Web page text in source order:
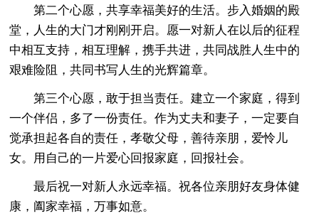
第二个心愿，共享幸福美好的生活。步入婚姻的殿
堂，人生的大门才刚刚开启。愿一对新人在以后的征程
中相互支持，相互理解，携手共进，共同战胜人生中的
艰难险阻，共同书写人生的光辉篇章。
第三个心愿，敢于担当责任。建立一个家庭，得到
一个伴侣，多了一份责任。作为丈夫和妻子，一定要自
觉承担起各自的责任，孝敬父母，善待亲朋，爱怜儿
女。用自己的一片爱心回报家庭，回报社会。
最后祝一对新人永远幸福。祝各位亲朋好友身体健
康，阖家幸福，万事如意。